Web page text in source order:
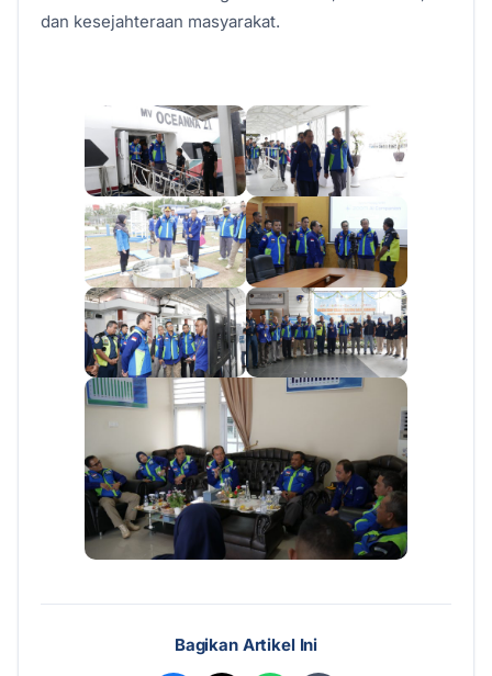
dan kesejahteraan masyarakat.
Bagikan Artikel Ini